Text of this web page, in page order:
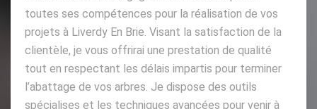
toutes ses compétences pour la réalisation de vos
projets à Liverdy En Brie. Visant la satisfaction de la
clientèle, je vous offrirai une prestation de qualité
tout en respectant les délais impartis pour terminer
l’abattage de vos arbres. Je dispose des outils
spécialises et les techniques avancées pour venir à